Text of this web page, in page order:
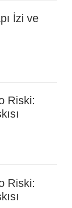
İzi ve
Riski:
Riski: